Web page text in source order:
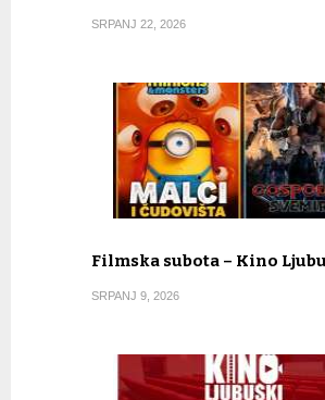
SRPANJ 22, 2026
Filmska subota – Kino
SRPANJ 9, 2026